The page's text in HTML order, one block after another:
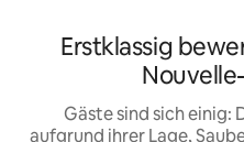
Erstklassig
Gäste sind sich einig:
aufgrund ihrer Lage,